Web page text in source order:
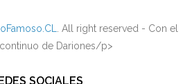
. All right reserved - Con el
de Dariones/p>
SOCIALES